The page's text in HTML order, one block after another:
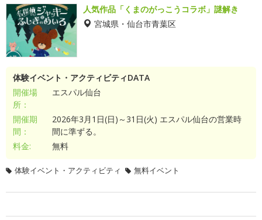
人気作品「くまのがっこうコラボ」謎解き
宮城県・仙台市青葉区
体験イベント・アクティビティDATA
開催場
所：
エスパル仙台
開催期
間：
2026年3月1日(日)～31日(火) エスパル仙台の営業時
間に準ずる。
料金:
無料
体験イベント・アクティビティ 無料イベント